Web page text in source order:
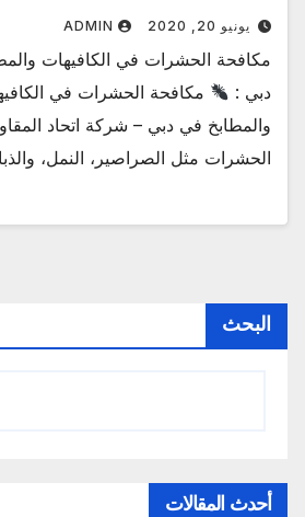
يونيو 20, 2020 ADMIN
مكافحة الحشرات في الكافيهات
دبي :
مكافحة الحشرات في
والمطابخ في دبي – شركة اتحاد
الحشرات مثل الصراصير، النمل،
البحث
أحدث المقالات